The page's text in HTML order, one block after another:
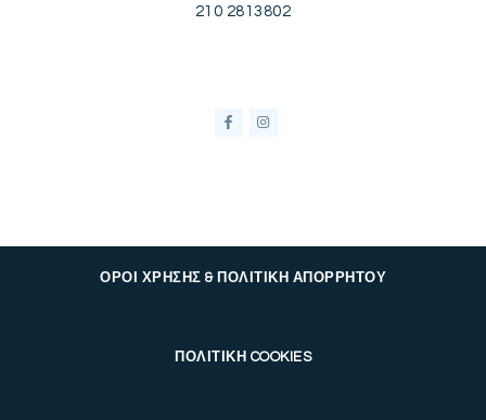
210 2813802
ΟΡΟΙ ΧΡΗΣΗΣ & ΠΟΛΙΤΙΚΗ ΑΠΟΡΡΗΤΟΥ
ΠΟΛΙΤΙΚΗ COOKIES